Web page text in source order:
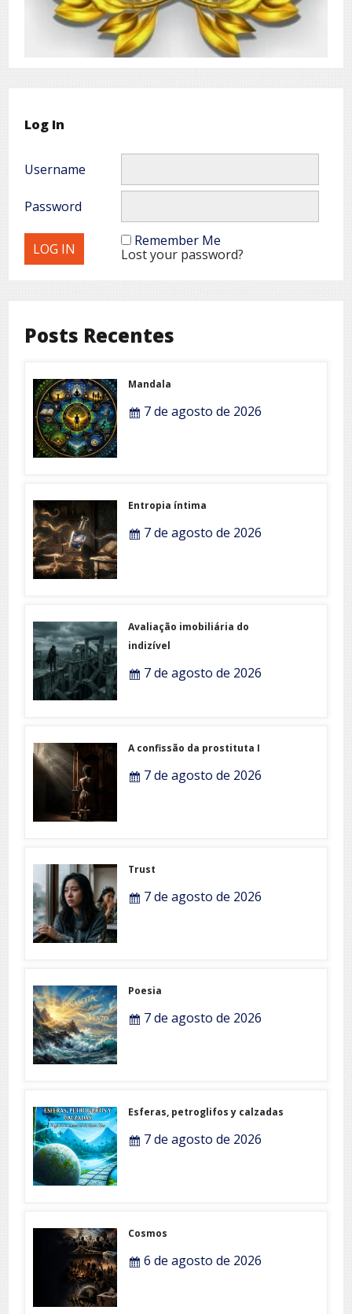
Log In
Username
Password
Remember Me
Lost your password?
Posts Recentes
Mandala
7 de agosto de 2026
Entropia íntima
7 de agosto de 2026
Avaliação imobiliária do
indizível
7 de agosto de 2026
A confissão da prostituta I
7 de agosto de 2026
Trust
7 de agosto de 2026
Poesia
7 de agosto de 2026
Esferas, petroglifos y calzadas
7 de agosto de 2026
Cosmos
6 de agosto de 2026